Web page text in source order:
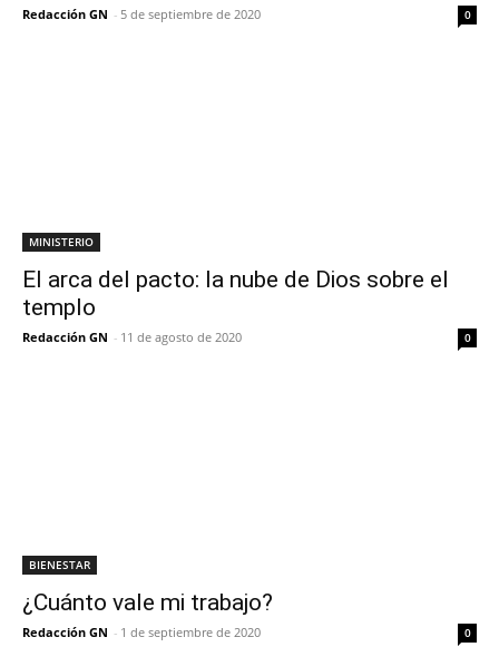
Redacción GN - 5 de septiembre de 2020 0
MINISTERIO
El arca del pacto: la nube de Dios sobre el
templo
Redacción GN - 11 de agosto de 2020 0
BIENESTAR
¿Cuánto vale mi trabajo?
Redacción GN - 1 de septiembre de 2020 0